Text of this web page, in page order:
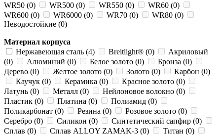
WR50 (0) WR500 (0) WR550 (0)
WR60 (0)
WR600 (0)
WR6000 (0) WR70 (0)
WR80 (0)
Неводостойкие (0)
Материал корпуса
Нержавеющая сталь (4)
Breitlight® (0)
Акриловый
(0)
Алюминий (0) Белое золото (0)
Бронза (0)
Дерево (0)
Желтое золото (0) Золото (0)
Карбон (0)
Каучук (0)
Керамика (0)
Красное золото (0)
Латунь (0)
Металл (0)
Нейлоновое волокно (0)
Пластик (0)
Платина (0)
Полиамид (0)
Поликарбонат (0)
Резина (0)
Розовое золото (0)
Серебро (0)
Силикон (0)
Синтетический сапфир (0)
Сплав (0)
Сплав ALLOY ZAMAK-3 (0)
Титан (0)